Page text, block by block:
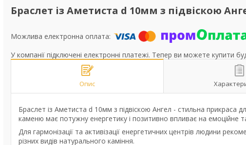
Браслет із Аметиста d 10мм з підвіскою
У компанії підключені електронні платежі. Тепер ви можете купити
Опис
Браслет із Аметиста d 10мм з підвіскою Ангел - стильна прикраса
каменю має потужну енергетику і позитивно впливає на емоційне
Для гармонізації та активізації енергетичних центрів людини
різних видів натурального каміння.